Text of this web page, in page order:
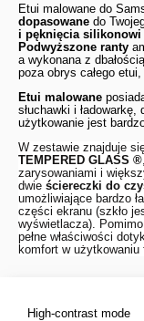
Etui malowane do
dopasowane do
i pęknięcia silikonowi
Podwyższone ranty
a wykonana z
poza obrys całego
Etui malowane
słuchawki i
użytkowanie jest
W zestawie znajduje
TEMPERED GLASS ®
zarysowaniami i
dwie ściereczki do
umożliwiające bardzo
części ekranu (szkło
wyświetlacza). Pomimo
pełne właściwości
komfort w użytkowaniu
High-contrast mode